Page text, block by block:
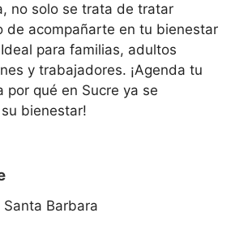
no solo se trata de tratar
de acompañarte en tu bienestar
para familias, adultos
y trabajadores. ¡Agenda tu
por qué en Sucre ya se
bienestar!
Barbara